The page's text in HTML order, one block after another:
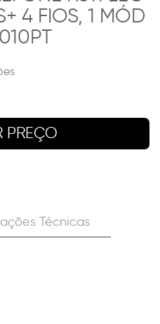
4 FIOS, 1 MÓD
PREÇO
Técnicas